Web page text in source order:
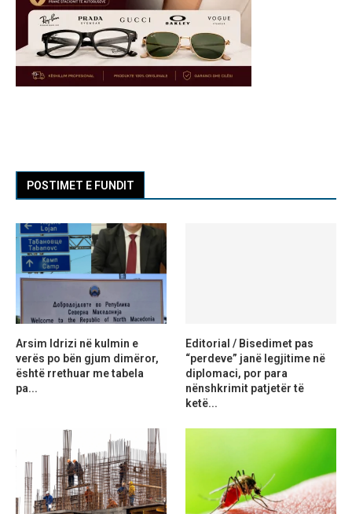
POSTIMET E FUNDIT
Arsim Idrizi në kulmin e
verës po bën gjum dimëror,
është rrethuar me tabela
pa...
Editorial / Bisedimet pas
“perdeve” janë legjitime në
diplomaci, por para
nënshkrimit patjetër të
ketë...